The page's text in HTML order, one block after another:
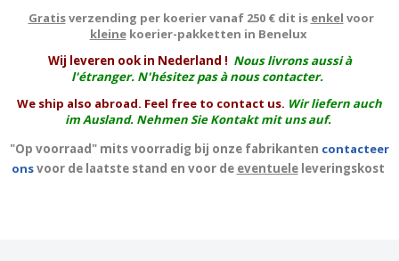
Gratisverzending per koerier vanaf 250 € dit is enkel voor
kleinekoerier-pakketten in Benelux
Wij leveren ook in Nederland ! Nous livrons aussi à
l'étranger. N'hésitez pas à nous contacter.
We ship also abroad. Feel free to contact us. Wir liefern auch
im Ausland. Nehmen Sie Kontakt mit uns auf.
"Op voorraad" mits voorradig bij onze fabrikanten contacteer
onsvoor de laatste stand en voor de eventueleleveringskost